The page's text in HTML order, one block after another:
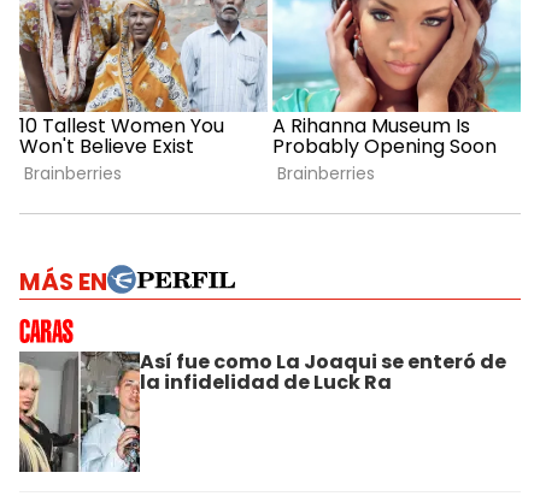
MÁS EN
Así fue como La Joaqui se enteró de
la infidelidad de Luck Ra